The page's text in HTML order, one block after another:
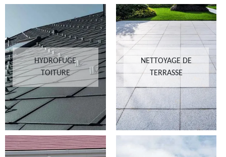
HYDROFUGE
TOITURE
NETTOYAGE DE
TERRASSE